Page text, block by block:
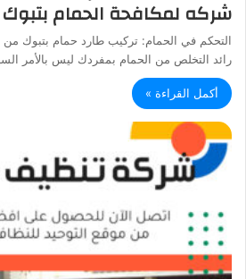
شركه لمكافحة الحمام بتبوك
التحكم في الحمام: تركيب طارد حمام بتبوك من
رائد التخلص من الحمام بمفردك ليس بالأمر
أكمل القراءة »